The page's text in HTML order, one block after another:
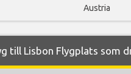
Austria
till Lisbon Flygplats som